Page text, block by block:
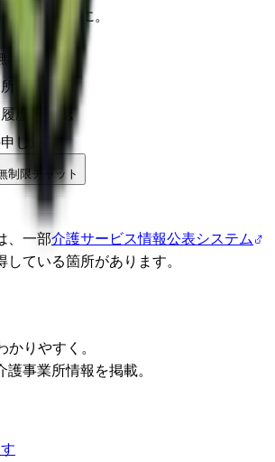
らに便利に。
視聴
を保存
歴の確認
し込み
制限チャット
、一部介護サービス情報公表システム
している箇所があります。
りやすく。
事業所情報を掲載。